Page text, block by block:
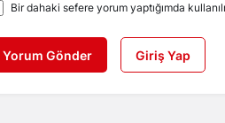
Bir dahaki sefere yorum yaptığımda
Yorum Gönder Giriş Yap